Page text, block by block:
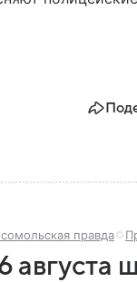
правда
августа